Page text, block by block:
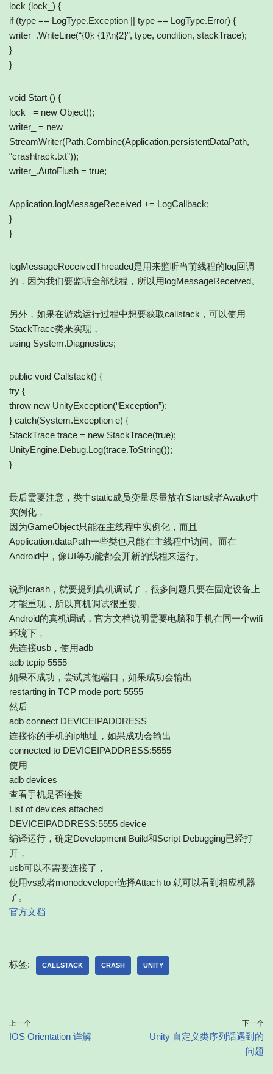
lock (lock_) {
if (type == LogType.Exception || type == LogType.Error) {
writer_.WriteLine(“{0}: {1}\n{2}”, type, condition, stackTrace);
}
}
void Start () {
lock_ = new Object();
writer_ = new
StreamWriter(Path.Combine(Application.persistentDataPath,
“crashtrack.txt”));
writer_.AutoFlush = true;
Application.logMessageReceived += LogCallback;
}
}
logMessageReceivedThreaded是用来监听当前线程的log回调
的，因为我们要监听全部线程，所以用logMessageReceived。
另外，如果在游戏运行过程中想要获取callstack，可以使用
StackTrace类来实现，
using System.Diagnostics;
public void Callstack() {
try {
throw new UnityException(“Exception”);
} catch(System.Exception e) {
StackTrace trace = new StackTrace(true);
UnityEngine.Debug.Log(trace.ToString());
}
最后需要注意，类中static成员变量尽量放在Start或者Awake中
实例化，
因为GameObject只能在主线程中实例化，而且
Application.dataPath一些类也只能在主线程中访问。而在
Android中，像UI等功能都会开新的线程来运行。
说到crash，就要提到真机调试了，很多问题只要在固定设备上
才能重现，所以真机调试很重要。
Android的真机调试，官方文档说明需要电脑和手机在同一个wifi
环境下，
先连接usb，使用adb
adb tcpip 5555
如果不成功，尝试其他端口，如果成功会输出
restarting in TCP mode port: 5555
然后
adb connect DEVICEIPADDRESS
连接你的手机的ip地址，如果成功会输出
connected to DEVICEIPADDRESS:5555
使用
adb devices
查看手机是否连接
List of devices attached
DEVICEIPADDRESS:5555 device
编译运行，确定Development Build和Script Debugging已经打
开，
usb可以不需要连接了，
使用vs或者monodeveloper选择Attach to 就可以看到相应机器
了。
官方文档
标签: CALLSTACK CRASH UNITY
上一个
IOS Orientation 详解
下一个
Unity 自定义类序列话遇到的
问题